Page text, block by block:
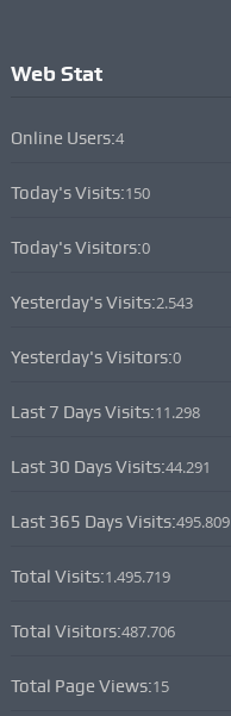
Web Stat
Online Users:4
Today's Visits:150
Today's Visitors:0
Yesterday's Visits:2.543
Yesterday's Visitors:0
Last 7 Days Visits:11.298
Last 30 Days Visits:44.291
Last 365 Days Visits:495.809
Total Visits:1.495.719
Total Visitors:487.706
Total Page Views:15